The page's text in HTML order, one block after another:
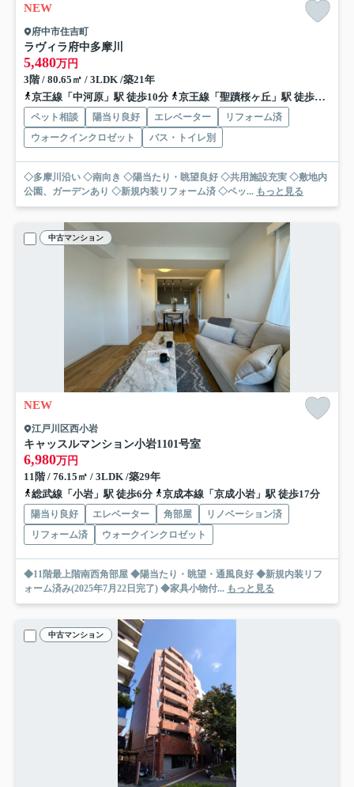
NEW
府中市住吉町
ラヴィラ府中多摩川
5,480万円
3階 / 80.65㎡ / 3LDK /築21年
京王線「中河原」駅 徒歩10分
京王線「聖蹟桜ヶ丘」駅 徒歩17分
ペット相談 陽当り良好 エレベーター
リフォーム済
ウォークインクロゼット
バス・トイレ別
◇多摩川沿い ◇南向き ◇陽当たり・眺望良好 ◇共用施設充実 ◇敷地内
公園、ガーデンあり ◇新規内装リフォーム済 ◇ペッ... もっと見る
中古マンション
NEW
江戸川区西小岩
キャッスルマンション小岩1101号室
6,980万円
11階 / 76.15㎡ / 3LDK /築29年
総武線「小岩」駅 徒歩6分
京成本線「京成小岩」駅 徒歩17分
陽当り良好 エレベーター 角部屋
リノベーション済
リフォーム済
ウォークインクロゼット
◆11階最上階南西角部屋 ◆陽当たり・眺望・通風良好 ◆新規内装リフ
ォーム済み(2025年7月22日完了) ◆家具小物付... もっと見る
中古マンション